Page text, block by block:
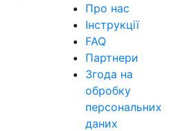
Про нас
Інструкції
FAQ
Партнери
Згода на
обробку
персональних
даних